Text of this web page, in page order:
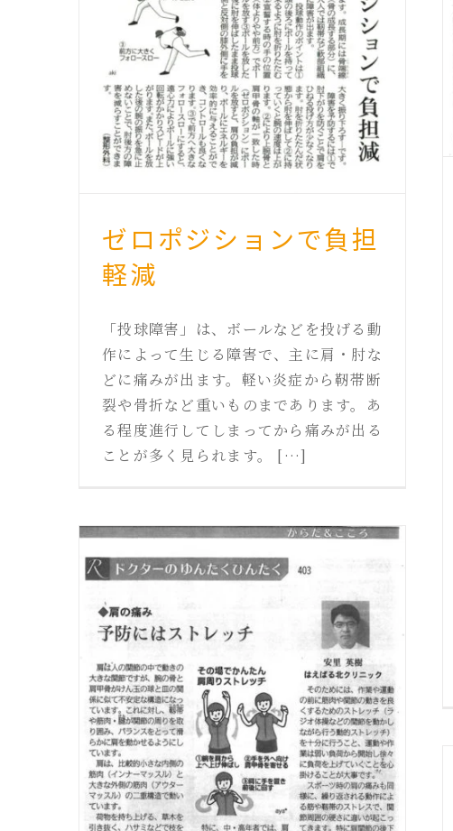
ゼロポジションで負担
軽減
「投球障害」は、ボールなどを投げる動
作によって生じる障害で、主に肩・肘な
どに痛みが出ます。軽い炎症から靭帯断
裂や骨折など重いものまであります。あ
る程度進行してしまってから痛みが出る
ことが多く見られます。 […]